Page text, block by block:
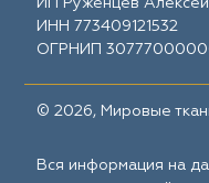
ИП Руженцев
ИНН 773409121532
ОГРНИП
© 2026, Мировые
Вся информация на